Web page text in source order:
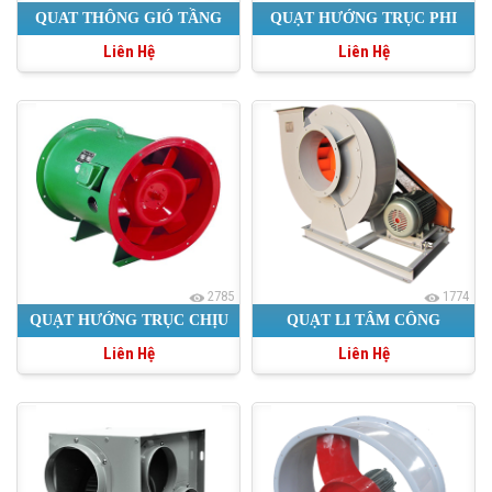
QUAT THÔNG GIÓ TẦNG
HẦM
Liên Hệ
QUẠT HƯỚNG TRỤC PHI
600
Liên Hệ
2785
QUẠT HƯỚNG TRỤC CHỊU
NHIỆT
Liên Hệ
1774
QUẠT LI TÂM CÔNG
NGHIỆP
Liên Hệ